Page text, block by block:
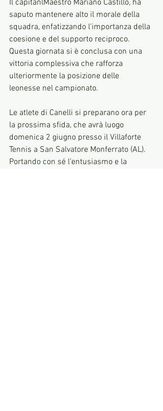
Il capitanlMaestro Mariano Castillo, ha
saputo mantenere alto il morale della
squadra, enfatizzando l'importanza della
coesione e del supporto reciproco.
Questa giornata si è conclusa con una
vittoria complessiva che rafforza
ulteriormente la posizione delle
leonesse nel campionato.
Le atlete di Canelli si preparano ora per
la prossima sfida, che avrà luogo
domenica 2 giugno presso il Villaforte
Tennis a San Salvatore Monferrato (AL).
Portando con sé l'entusiasmo e la